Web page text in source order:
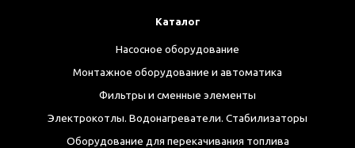
Каталог
Насосное оборудование
Монтажное оборудование и автоматика
Фильтры и сменные элементы
Электрокотлы. Водонагреватели. Стабилизаторы
Оборудование для перекачивания топлива